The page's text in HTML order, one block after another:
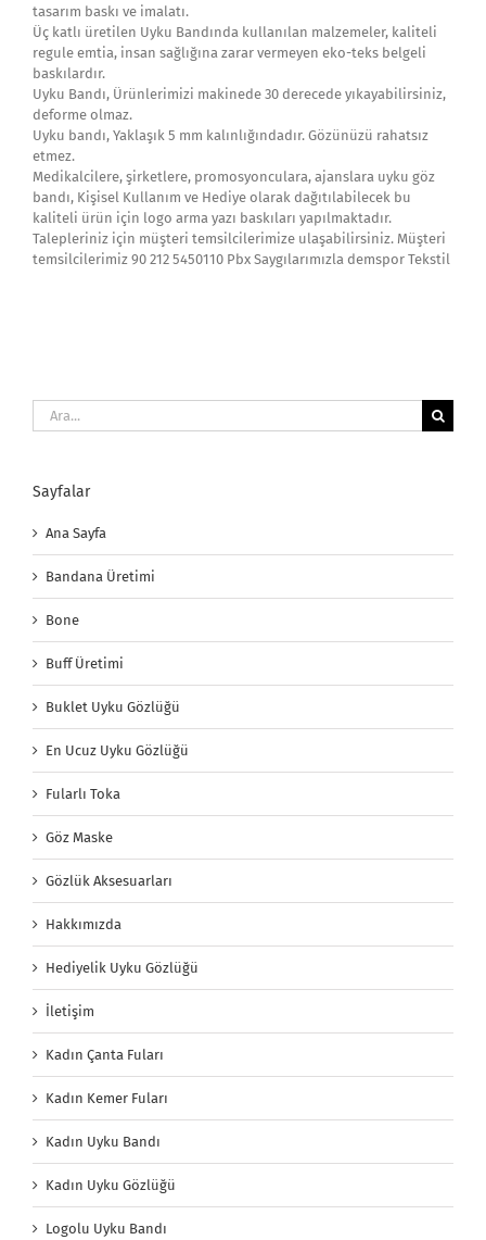
tasarım baskı ve imalatı.
Üç katlı üretilen Uyku Bandında kullanılan malzemeler, kaliteli
regule emtia, insan sağlığına zarar vermeyen eko-teks belgeli
baskılardır.
Uyku Bandı, Ürünlerimizi makinede 30 derecede yıkayabilirsiniz,
deforme olmaz.
Uyku bandı, Yaklaşık 5 mm kalınlığındadır. Gözünüzü rahatsız
etmez.
Medikalcilere, şirketlere, promosyonculara, ajanslara uyku göz
bandı, Kişisel Kullanım ve Hediye olarak dağıtılabilecek bu
kaliteli ürün için logo arma yazı baskıları yapılmaktadır.
Talepleriniz için müşteri temsilcilerimize ulaşabilirsiniz. Müşteri
temsilcilerimiz 90 212 5450110 Pbx Saygılarımızla demspor Tekstil
Ara:
Sayfalar
Ana Sayfa
Bandana Üretimi
Bone
Buff Üretimi
Buklet Uyku Gözlüğü
En Ucuz Uyku Gözlüğü
Fularlı Toka
Göz Maske
Gözlük Aksesuarları
Hakkımızda
Hediyelik Uyku Gözlüğü
İletişim
Kadın Çanta Fuları
Kadın Kemer Fuları
Kadın Uyku Bandı
Kadın Uyku Gözlüğü
Logolu Uyku Bandı